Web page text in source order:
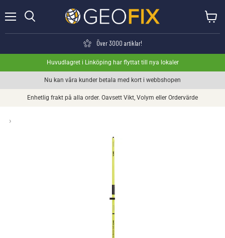
Över 3000 artiklar!
Huvudlagret i Linköping har flyttat till nya lokaler
Nu kan våra kunder betala med kort i webbshopen
Enhetlig frakt på alla order. Oavsett Vikt, Volym eller Ordervärde
›